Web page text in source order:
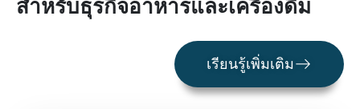
สำหรับธุรกิจอาหารและเครื่องดื่ม
เรียนรู้เพิ่มเติม